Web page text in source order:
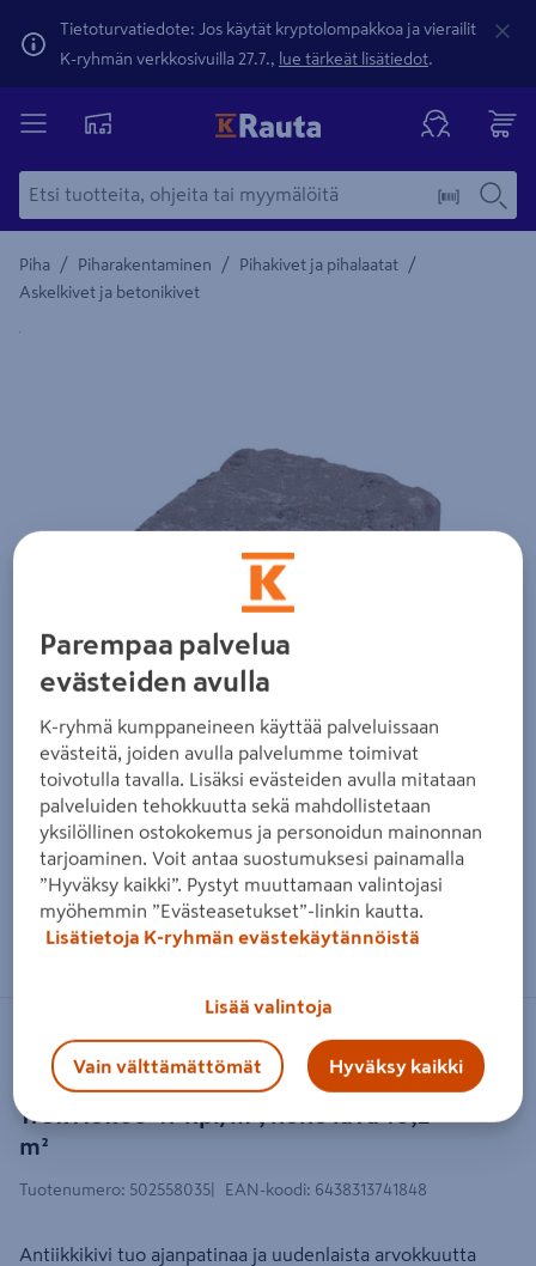
Tietoturvatiedote: Jos käytät kryptolompakkoa ja vierailit
K-ryhmän verkkosivuilla 27.7., lue tärkeät lisätiedot.
Piha / Piharakentaminen / Pihakivet ja pihalaatat /
Askelkivet ja betonikivet
Yksityiskohtainen kuvaus löytyy Tuotteen kuvaus -
Zoomaa kuvaa sormilla kosketusnäytöllä
Antiikkivi Lakka 60 hiekanruskea
179x119x60 47 kpl/m², koko lava 10,2
m²
LAKKA
Tuotenumero: 502558035 EAN-koodi: 6438313741848
Antiikkikivi tuo ajanpatinaa ja uudenlaista arvokkuutta
Parempaa palvelua
evästeiden avulla
K-ryhmä kumppaneineen käyttää palveluissaan
evästeitä, joiden avulla palvelumme toimivat
toivotulla tavalla. Lisäksi evästeiden avulla mitataan
palveluiden tehokkuutta sekä mahdollistetaan
yksilöllinen ostokokemus ja personoidun mainonnan
tarjoaminen. Voit antaa suostumuksesi painamalla
”Hyväksy kaikki”. Pystyt muuttamaan valintojasi
myöhemmin ”Evästeasetukset”-linkin kautta.
Lisätietoja K-ryhmän evästekäytännöistä
Lisää valintoja
Vain välttämättömät Hyväksy kaikki